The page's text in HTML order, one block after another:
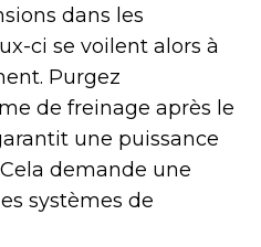
dans les
ci se voilent alors à
Purgez
de freinage après le
une puissance
demande une
systèmes de